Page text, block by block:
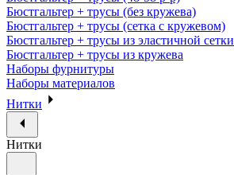
Бюстгальтер + трусы (без кружева)
Бюстгальтер + трусы (сетка с кружевом)
Бюстгальтер + трусы из эластичной сетки
Бюстгальтер + трусы из кружева
Наборы фурнитуры
Наборы материалов
Нитки
Нитки